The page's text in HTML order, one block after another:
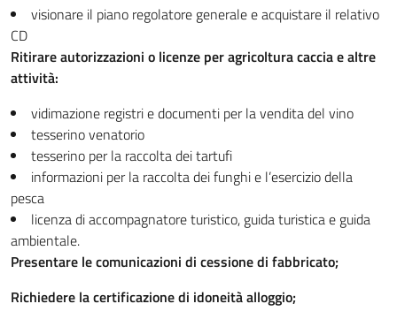
visionare il piano regolatore generale e acquistare il relativo
CD
Ritirare autorizzazioni o licenze per agricoltura caccia e altre
attività:
vidimazione registri e documenti per la vendita del vino
tesserino venatorio
tesserino per la raccolta dei tartufi
informazioni per la raccolta dei funghi e l’esercizio della
pesca
licenza di accompagnatore turistico, guida turistica e guida
ambientale.
Presentare le comunicazioni di cessione di fabbricato;
Richiedere la certificazione di idoneità alloggio;